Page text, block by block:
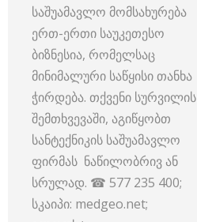
საშუამავლო მომსახურება
ერთ-ერთი საუკეთესო
ბიზნესია, რომელსაც
მინიმალური საწყისი თანხა
ჭირდება. თქვენი სურვილის
შემთხვევაში, აგიწყობთ
სანტექნიკის საშუამავლო
ფირმას ნაწილობრივ ან
სრულად. ☎ 577 235 400;
სკაიპი: medgeo.net;